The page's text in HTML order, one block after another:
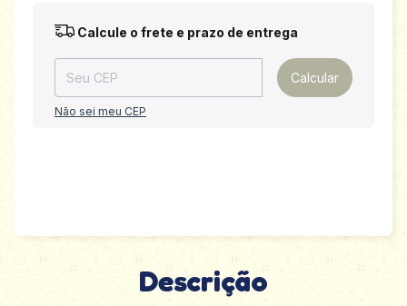
Entregas para o CEP: Alterar CEP
Calcule o frete e prazo de entrega
Calcular
Não sei meu CEP
Descrição